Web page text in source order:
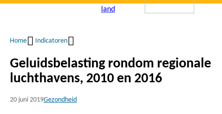
Kruimelpad
Home Indicatoren
Geluidsbelasting rondom regionale
luchthavens, 2010 en 2016
20 juni 2019Gezondheid